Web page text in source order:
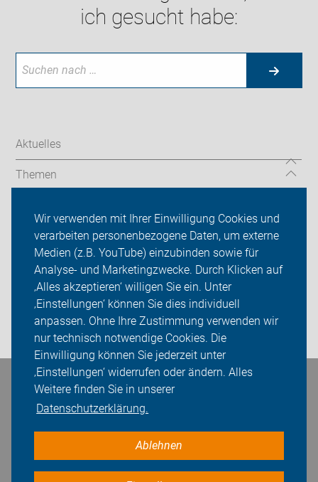
Wir verwenden mit Ihrer Einwilligung Cookies und
verarbeiten personenbezogene Daten, um externe
Medien (z.B. YouTube) einzubinden sowie für
Analyse- und Marketingzwecke. Durch Klicken auf
‚Alles akzeptieren‘ willigen Sie ein. Unter
‚Einstellungen‘ können Sie dies individuell
anpassen. Ohne Ihre Zustimmung verwenden wir
nur technisch notwendige Cookies. Die
Einwilligung können Sie jederzeit unter
‚Einstellungen‘ widerrufen oder ändern. Alles
Weitere finden Sie in unserer
Datenschutzerklärung.
Ablehnen
ich gesucht habe:
Aktuelles
Themen
Kreisverband Esslingen
Sei dabei
Presse
Login
Bleiben Sie in Kontakt